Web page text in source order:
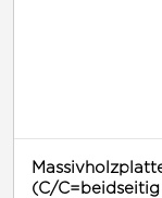
(C/